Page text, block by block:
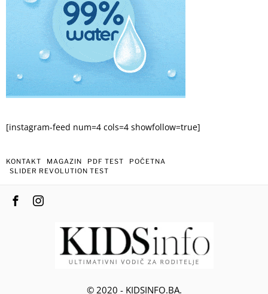
[instagram-feed num=4 cols=4 showfollow=true]
KONTAKT MAGAZIN PDF TEST
POČETNA
SLIDER REVOLUTION TEST
© 2020 - KIDSINFO.BA.